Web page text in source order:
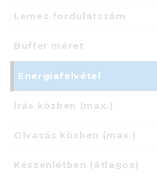
Lemez fordulatszám
Buffer méret
Energiafelvétel
Írás közben (max.)
Olvasás közben (max.)
Készenlétben (átlagos)